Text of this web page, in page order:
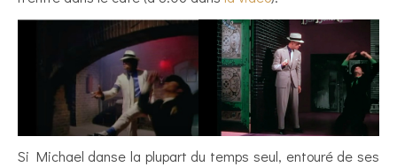
Si Michael danse la plupart du temps seul, entouré de ses